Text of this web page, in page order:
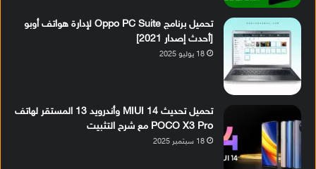
تحميل برنامج Oppo PC Suite لإدارة هواتف أوبو
[أحدث إصدار 2021]
18 يوليو 2025
تحميل تحديث MIUI 14 وأندرويد 13 المستقر لهاتف
POCO X3 Pro مع شرح التثبيت
18 سبتمبر 2025